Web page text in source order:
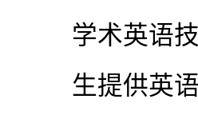
学术英语
生提供英